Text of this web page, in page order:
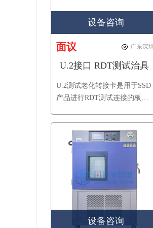
设备咨询
面议 广东深圳
U.2接口 RDT测试治具
U.2测试老化转接卡是用于SSD
产品进行RDT测试连接的板
设备咨询